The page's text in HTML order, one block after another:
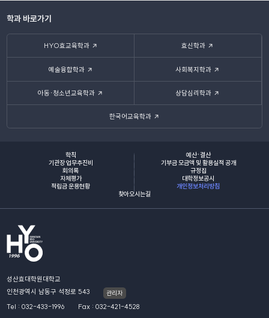
학과 바로가기
HYO효교육학과 효신학과
예술융합학과 사회복지학과
아동·청소년교육학과 상담심리학과
한국어교육학과
학칙
예산·결산
기관장 업무추진비
기부금 모금액 및 활용실적 공개
회의록
규정집
자체평가
대학정보공시
적립금 운용현황
개인정보처리방침
찾아오시는길
성산효대학원대학교
인천광역시 남동구 석정로 543
관리자
Tel : 032-433-1996 Fax : 032-421-4528